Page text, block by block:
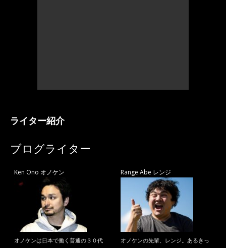
ライター紹介
ブログライター
Ken Ono オノケン
オノケンは日本で働く普通の３０代
Range Abe レンジ
オノケンの先輩、レンジ。あるきっ